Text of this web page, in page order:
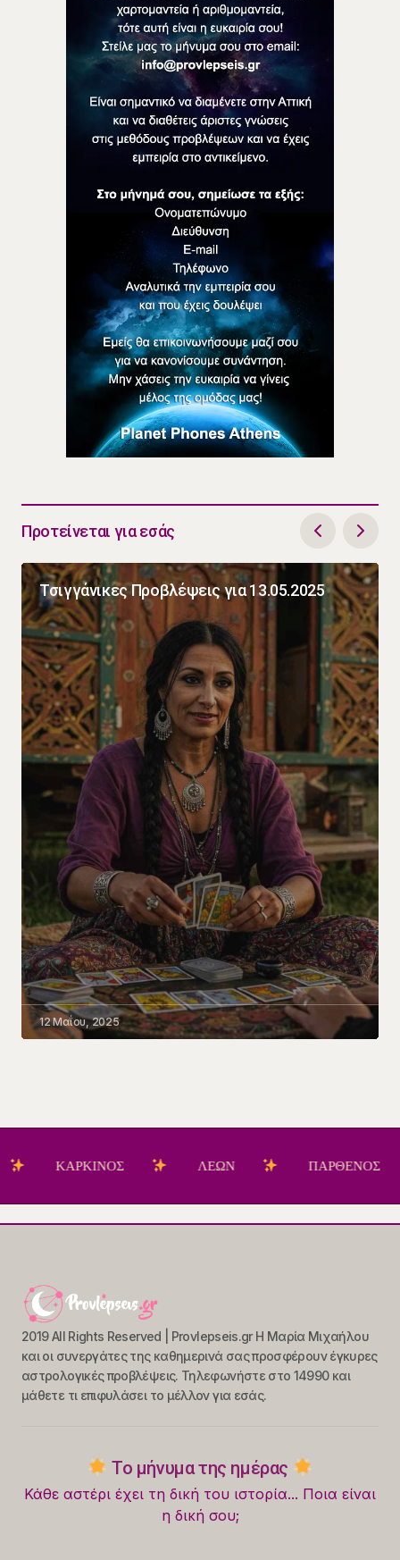
Προτείνεται για εσάς
Τσιγγάνικες Προβλέψεις για 13.05.2025
12 Μαΐου, 2025
ΚΑΡΚΙΝΟΣ ΛΕΩΝ ΠΑΡΘΕΝΟΣ
2019 All Rights Reserved | Provlepseis.gr Η Μαρία Μιχαήλου
και οι συνεργάτες της καθημερινά σας προσφέρουν έγκυρες
αστρολογικές προβλέψεις. Τηλεφωνήστε στο 14990 και
μάθετε τι επιφυλάσει το μέλλον για εσάς.
Το μήνυμα της ημέρας
Κάθε αστέρι έχει τη δική του ιστορία... Ποια είναι
η δική σου;